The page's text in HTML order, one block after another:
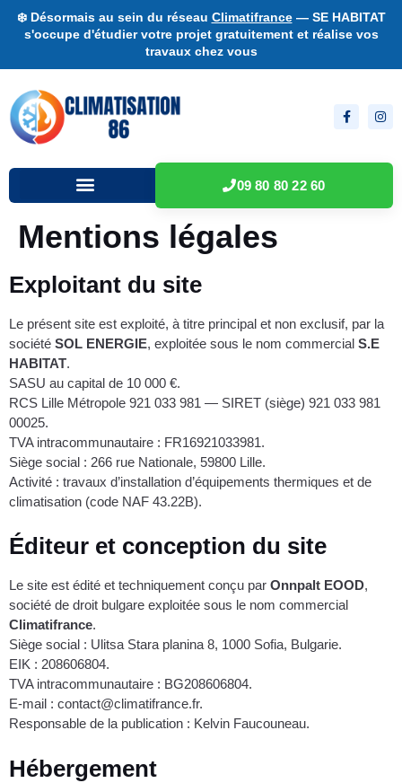
❄️ Désormais au sein du réseau Climatifrance— SE HABITAT
s'occupe d'étudier votre projet gratuitement et réalise vos
travaux chez vous
09 80 80 22 60
Mentions légales
Exploitant du site
Le présent site est exploité, à titre principal et non exclusif, par la
société SOL ENERGIE, exploitée sous le nom commercial S.E
HABITAT.
SASU au capital de 10 000 €.
RCS Lille Métropole 921 033 981 — SIRET (siège) 921 033 981
00025.
TVA intracommunautaire : FR16921033981.
Siège social : 266 rue Nationale, 59800 Lille.
Activité : travaux d’installation d’équipements thermiques et de
climatisation (code NAF 43.22B).
Éditeur et conception du site
Le site est édité et techniquement conçu par Onnpalt EOOD,
société de droit bulgare exploitée sous le nom commercial
Climatifrance.
Siège social : Ulitsa Stara planina 8, 1000 Sofia, Bulgarie.
EIK : 208606804.
TVA intracommunautaire : BG208606804.
E-mail : contact@climatifrance.fr.
Responsable de la publication : Kelvin Faucouneau.
Hébergement